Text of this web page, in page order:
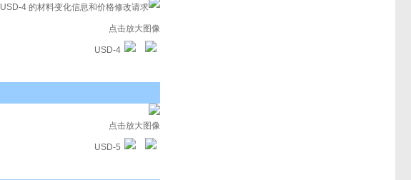
USD-4 的材料变化信息和价格修改请求
点击放大图像
USD-4
点击放大图像
USD-5